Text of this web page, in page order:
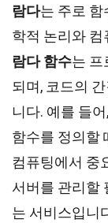
람다는 주로 함
학적 논리와
람다 함수는 프
되며, 코드의
니다. 예를 들
함수를 정의할
컴퓨팅에서 중
서버를 관리할
는 서비스입니